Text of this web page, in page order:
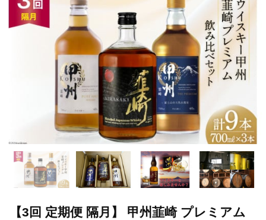
TOP 【3回 定期便 隔月】 甲州韮崎 プレミアム ウイスキー 各
TOP 酒 ほかの酒 【3回 定期便 隔月】 甲州韮崎 プレミア
【3回 定期便 隔月】 甲州韮崎 プレミアム